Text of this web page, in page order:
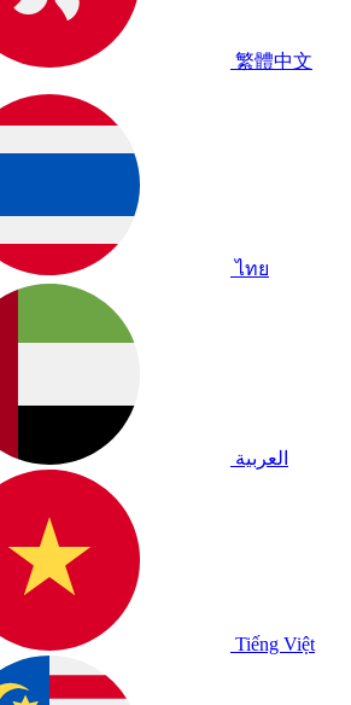
繁體中文
ไทย
العربية
Tiếng Việt